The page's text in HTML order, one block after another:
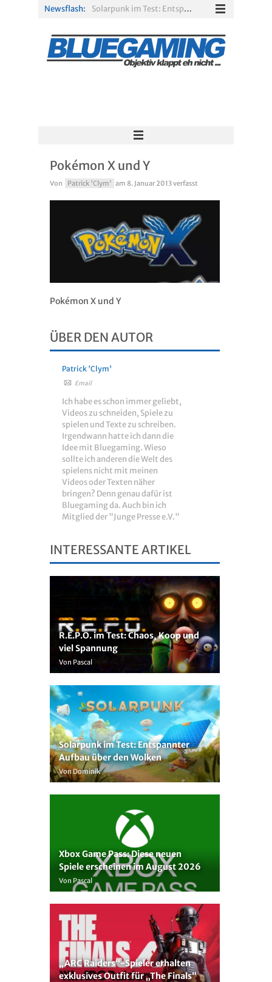
Newsflash:
Solarpunk im Test: Entspannter Aufbau über den Wolken
PS Plus Extra und Premium: Erste Abgänge für August 2026 bestätigt
Gamescom 2026: Sony fehlt zum siebten Mal in Folge
R.E.P.O. im Test: Chaos, Koop und viel Spannung
Pokémon X und Y
Von Patrick 'Clym' am 8. Januar 2013verfasst
Pokémon X und Y
ÜBER DEN AUTOR
Patrick 'Clym'
Email
Ich habe es schon immer geliebt,
Videos zu schneiden, Spiele zu
spielen und Texte zu schreiben.
Irgendwann hatte ich dann die
Idee mit Bluegaming. Wieso
sollte ich anderen die Welt des
spielens nicht mit meinen
Videos oder Texten näher
bringen? Denn genau dafür ist
Bluegaming da. Auch bin ich
Mitglied der "Junge Presse e.V."
INTERESSANTE ARTIKEL
R.E.P.O. im Test: Chaos, Koop und
viel Spannung
Von Pascal
Solarpunk im Test: Entspannter
Aufbau über den Wolken
Von Dominik
Xbox Game Pass: Diese neuen
Spiele erscheinen im August 2026
Von Pascal
„ARC Raiders“-Spieler erhalten
exklusives Outfit für „The Finals“